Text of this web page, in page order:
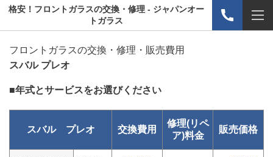
格安！フロントガラスの交換・修理 - ジャパンオー
トガラス
フロントガラスの交換・修理・販売費用
スバル プレオ
■年式とサービスをお選びください
スバル プレオ 交換費用
修理(リペ
ア)料金
販売価格